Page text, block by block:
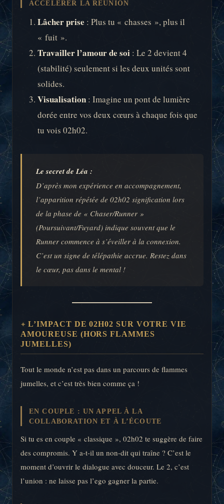
ACCÉLÉRER LA RÉUNION
Lâcher prise : Plus tu « chasses », plus il
« fuit ».
Travailler l’amour de soi : Le 2 devient 4
(stabilité) seulement si les deux unités sont
solides.
Visualisation : Imagine un pont de lumière
dorée entre vos deux cœurs à chaque fois que
tu vois 02h02.
Le secret de Léa :
D’après mon expérience en accompagnement,
l’apparition répétée de 02h02 signification lors
de la phase de « Chaser/Runner »
(Poursuivant/Fuyard) indique souvent que le
Runner commence à s’éveiller à la connexion.
C’est un signe de télépathie accrue. Restez dans
le cœur, pas dans le mental !
L’IMPACT DE 02H02 SUR VOTRE VIE
AMOUREUSE (HORS FLAMMES
JUMELLES)
Tout le monde n’est pas dans un parcours de flammes
jumelles, et c’est très bien comme ça !
EN COUPLE : UN APPEL À LA
COLLABORATION ET À L’ÉCOUTE
Si tu es en couple « classique », 02h02 te suggère de faire
des compromis. Y a-t-il un non-dit qui traîne ? C’est le
moment d’ouvrir le dialogue avec douceur. Le 2, c’est
l’union : ne laisse pas l’ego gagner la partie.